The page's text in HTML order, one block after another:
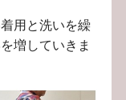
用と洗いを繰
増していきま